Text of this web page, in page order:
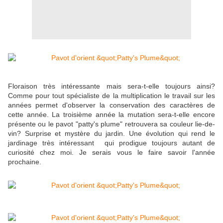
Floraison très intéressante mais sera-t-elle toujours ainsi?
Comme pour tout spécialiste de la multiplication le travail sur les
années permet d'observer la conservation des caractères de
cette année. La troisième année la mutation sera-t-elle encore
présente ou le pavot "patty's plume" retrouvera sa couleur lie-de-
vin? Surprise et mystère du jardin. Une évolution qui rend le
jardinage très intéressant qui prodigue toujours autant de
curiosité chez moi. Je serais vous le faire savoir l'année
prochaine.